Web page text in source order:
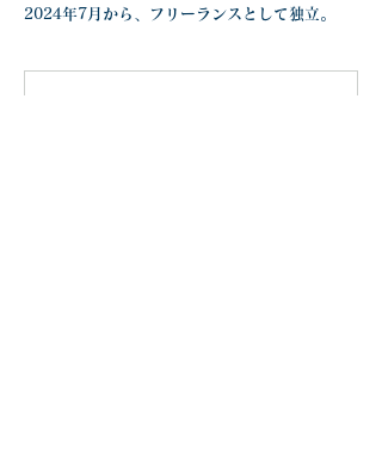
2024年7月から、フリーランスとして独立。